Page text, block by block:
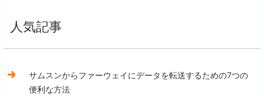
人気記事
サムスンからファーウェイにデータを転送するための7つの
便利な方法